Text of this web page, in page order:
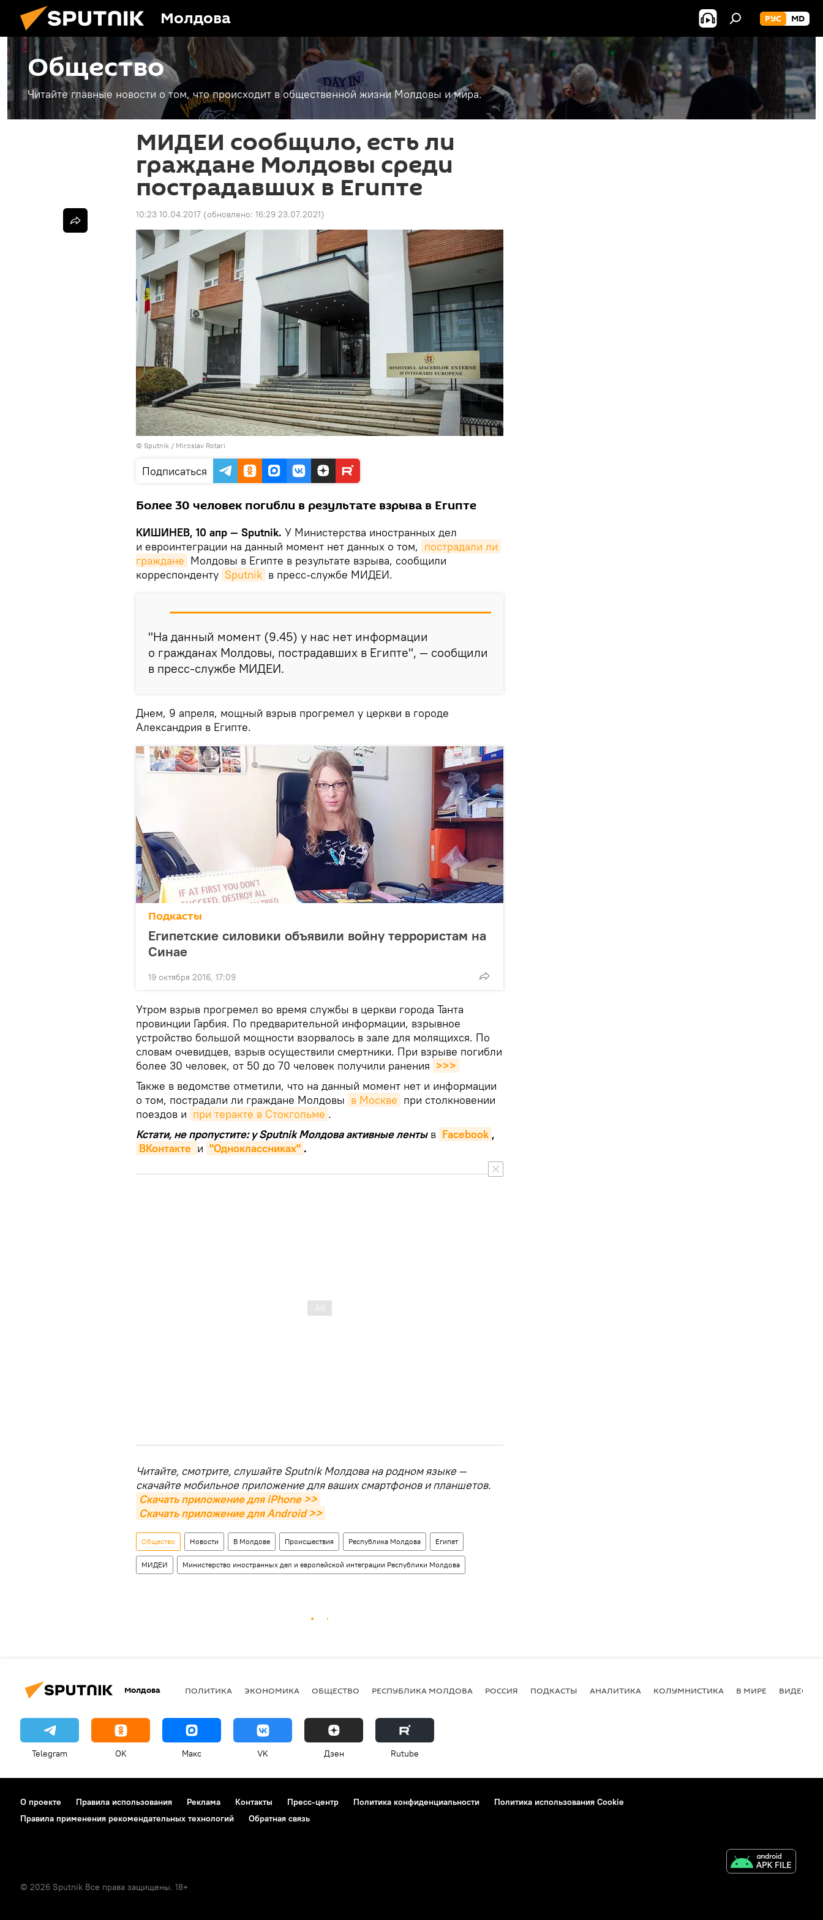
Молдова РУС MD
Общество
Читайте главные новости о том, что происходит в общественной жизни Молдовы и мира.
МИДЕИ сообщило, есть ли
граждане Молдовы среди
пострадавших в Египте
10:23 10.04.2017 (обновлено: 16:29 23.07.2021)
© Sputnik / Miroslav Rotari
Подписаться
Более 30 человек погибли в результате взрыва в Египте
КИШИНЕВ, 10 апр — Sputnik. У Министерства иностранных дел
и евроинтеграции на данный момент нет данных о том, пострадали ли
граждане Молдовы в Египте в результате взрыва, сообщили
корреспонденту Sputnik в пресс-службе МИДЕИ.
"На данный момент (9.45) у нас нет информации
о гражданах Молдовы, пострадавших в Египте", — сообщили
в пресс-службе МИДЕИ.
Днем, 9 апреля, мощный взрыв прогремел у церкви в городе
Александрия в Египте.
Подкасты
Египетские силовики объявили войну террористам на
Синае
19 октября 2016, 17:09
Утром взрыв прогремел во время службы в церкви города Танта
провинции Гарбия. По предварительной информации, взрывное
устройство большой мощности взорвалось в зале для молящихся. По
словам очевидцев, взрыв осуществили смертники. При взрыве погибли
более 30 человек, от 50 до 70 человек получили ранения >>>
Также в ведомстве отметили, что на данный момент нет и информации
о том, пострадали ли граждане Молдовы в Москве при столкновении
поездов и при теракте в Стокгольме .
Кстати, не пропустите: у Sputnik Молдова активные ленты в Facebook ,
ВКонтакте и "Одноклассниках" .
Читайте, смотрите, слушайте Sputnik Молдова на родном языке —
скачайте мобильное приложение для ваших смартфонов и планшетов.
Скачать приложение для iPhone >>
Скачать приложение для Android >>
Общество Новости В Молдове Происшествия Республика Молдова Египет
МИДЕИ Министерство иностранных дел и европейской интеграции Республики Молдова
Молдова ПОЛИТИКА ЭКОНОМИКА ОБЩЕСТВО РЕСПУБЛИКА МОЛДОВА РОССИЯ ПОДКАСТЫ АНАЛИТИКА КОЛУМНИСТИКА В МИРЕ ВИДЕО
Telegram OK Макс VK Дзен Rutube
О проекте Правила использования Реклама Контакты Пресс-центр Политика конфиденциальности
Политика использования Cookie
Правила применения рекомендательных технологий
Обратная связь
© 2026 Sputnik Все права защищены. 18+